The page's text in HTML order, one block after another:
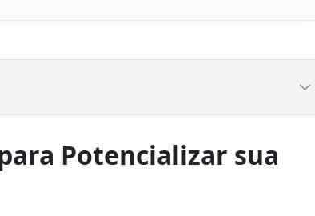
Potencializar sua